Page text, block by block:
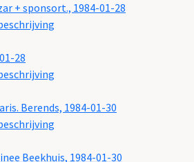
+ sponsort., 1984-01-28
28
Berends, 1984-01-30
Beekhuis, 1984-01-30